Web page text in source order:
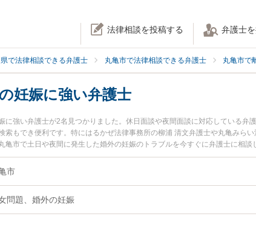
法律相談を投稿する 弁護士
で法律相談できる弁護士 丸亀市で法律相談できる弁護士 丸亀市で
妊娠に強い弁護士
に強い弁護士が2名見つかりました。休日面談や夜間面談に対応している
索もでき便利です。特にはるかぜ法律事務所の柳浦 清文弁護士や丸亀みら
亀市で土日や夜間に発生した婚外の妊娠のトラブルを今すぐに弁護士に相
の妊娠を法律相談できる丸亀市内の弁護士に相談予約したい』などでお困
市
問題、婚外の妊娠